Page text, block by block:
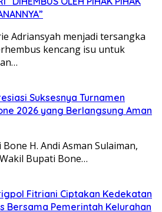
Adriansyah menjadi tersangka
kencang isu untuk
Suksesnya Turnamen
2026 yang Berlangsung Aman
H. Andi Asman Sulaiman,
Bupati Bone…
Fitriani Ciptakan Kedekatan
Bersama Pemerintah Kelurahan